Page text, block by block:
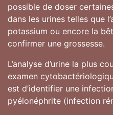
possible de doser
dans les urines telles que
potassium ou encore la
confirmer une grossesse.
L’analyse d’urine la plus
examen
est d’identifier une
pyélonéphrite (infection